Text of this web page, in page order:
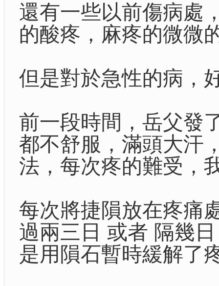
還有一些以前傷病處
的酸疼，麻疼的微微
但是對於急性的病，
前一段時間，岳父發
都不舒服，滿頭大汗
法，每次疼的難受，
每次將捷隕放在疼痛
過兩三日 或者 隔幾
是用隕石暫時緩解了